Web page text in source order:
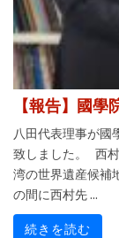
【報告】國學
八田代表理事が國
致しました。 西
湾の世界遺産候補
の間に西村先 ...
続きを読む